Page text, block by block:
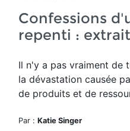
Confessions
repenti :
Il n'y a pas vraiment de
la dévastation causée
de produits et de
Par : Katie Singer